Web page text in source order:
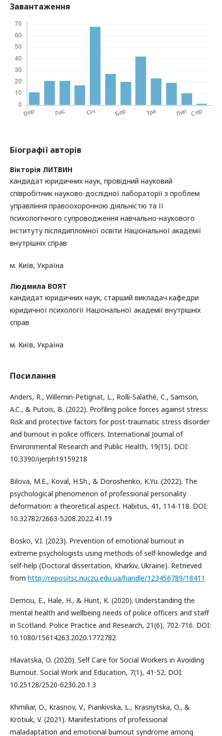
Завантаження
Біографії авторів
Вікторія ЛИТВИН
кандидат юридичних наук, провідний науковий
співробітник науково-дослідної лабораторії з проблем
управління правоохоронною діяльністю та її
психологічного супроводження навчально-наукового
інституту післядипломної освіти Національної академії
внутрішніх справ
м. Київ, Україна
Людмила ВОЯТ
кандидат юридичних наук, cтарший викладач кафедри
юридичної психології Національної академії внутрішніх
справ
м. Київ, Україна
Посилання
Anders, R., Willemin-Petignat, L., Rolli-Salathé, C., Samson,
A.C., & Putois, B. (2022). Profiling police forces against stress:
Risk and protective factors for post-traumatic stress disorder
and burnout in police officers. International Journal of
Environmental Research and Public Health, 19(15). DOI:
10.3390/ijerph19159218
Bilova, M.E., Koval, H.Sh., & Doroshenko, K.Yu. (2022). The
psychological phenomenon of professional personality
deformation: a theoretical aspect. Habitus, 41, 114-118. DOI:
10.32782/2663-5208.2022.41.19
Bosko, V.I. (2023). Prevention of emotional burnout in
extreme psychologists using methods of self-knowledge and
self-help (Doctoral dissertation, Kharkiv, Ukraine). Retrieved
from http://repositsc.nuczu.edu.ua/handle/123456789/18411
Demou, E., Hale, H., & Hunt, K. (2020). Understanding the
mental health and wellbeing needs of police officers and staff
in Scotland. Police Practice and Research, 21(6), 702-716. DOI:
10.1080/15614263.2020.1772782
Hlavatska, O. (2020). Self Care for Social Workers in Avoiding
Burnout. Social Work and Education, 7(1), 41-52. DOI:
10.25128/2520-6230.20.1.3
Khmiliar, O., Krasnov, V., Piankivska, L., Krasnytska, O., &
Krotiuk, V. (2021). Manifestations of professional
maladaptation and emotional burnout syndrome among